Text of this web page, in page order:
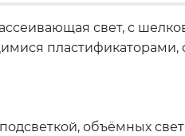
свет, с
пластификаторами,
объёмных